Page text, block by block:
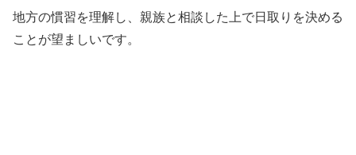
地方の慣習を理解し、親族と相談した上で日取りを決める
ことが望ましいです。